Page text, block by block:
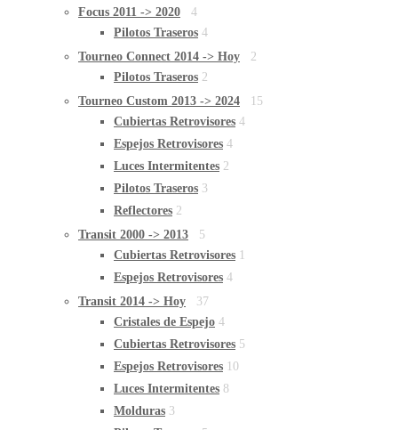
Focus 2011 -> 2020
4
Pilotos Traseros 4
Tourneo Connect 2014 -> Hoy
2
Pilotos Traseros 2
Tourneo Custom 2013 -> 2024
15
Cubiertas Retrovisores 4
Espejos Retrovisores 4
Luces Intermitentes 2
Pilotos Traseros 3
Reflectores 2
Transit 2000 -> 2013
5
Cubiertas Retrovisores 1
Espejos Retrovisores 4
Transit 2014 -> Hoy
37
Cristales de Espejo 4
Cubiertas Retrovisores 5
Espejos Retrovisores 10
Luces Intermitentes 8
Molduras 3